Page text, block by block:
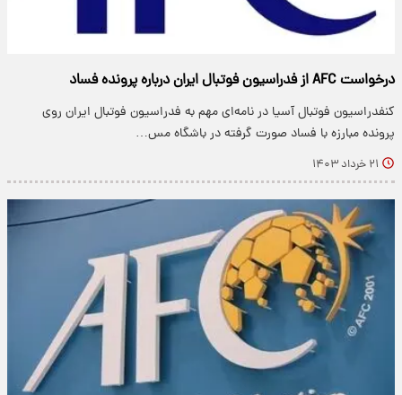
درخواست AFC از فدراسیون فوتبال ایران درباره پرونده فساد
کنفدراسیون فوتبال آسیا در نامه‌ای مهم به فدراسیون فوتبال ایران روی
پرونده مبارزه با فساد صورت گرفته در باشگاه مس…
۲۱ خرداد ۱۴۰۳